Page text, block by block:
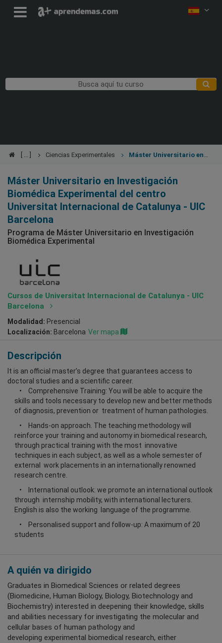
Ciencias Experimentales
Máster Universitario en Investigación
Biomédica Experimental del centro
Universitat Internacional de Catalunya - UIC
Barcelona
Programa de Máster Universitario en Investigación
Biomédica Experimental
Cursos de Universitat Internacional de Catalunya - UIC
Barcelona
Modalidad: Presencial
Localización: Barcelona Ver mapa
Descripción
It is an official master’s degree that guarantees access to
doctoral studies and a scientific career.
Comprehensive Training: You will be able to acquire the
skills and tools necessary to develop new and better methods
of diagnosis, prevention or treatment of human pathologies.
Hands-on approach. The teaching methodology will
reinforce your training and autonomy in biomedical research,
through practical training with the most innovative
techniques in each subject, as well as a whole semester of
external work placements in an internationally renowned
research centre.
International outlook: we promote an international outlook
through internship mobility, with international lecturers.
English is also the working language of the programme.
Personalised support and follow-up: A maximum of 20
students
A quién va dirigido
Graduates in Biomedical Sciences or related degrees
(Biomedicine, Human Biology, Biology, Biotechnology and
Biochemistry) interested in deepening their knowledge, skills
and abilities necessary for investigating the molecular and
cellular bases of human pathology and
developing experimental biomedical research, either